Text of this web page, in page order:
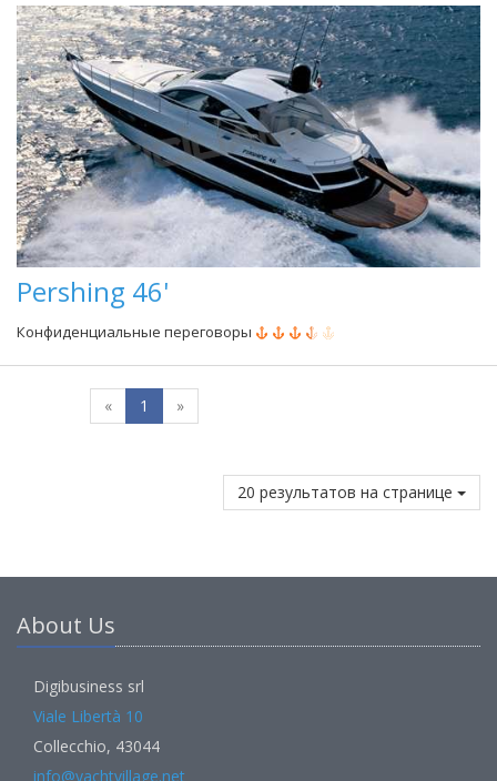
Pershing 46'
Конфиденциальные переговоры
« 1 »
20 результатов на странице
About Us
Digibusiness srl
Viale Libertà 10
Collecchio, 43044
info@yachtvillage.net